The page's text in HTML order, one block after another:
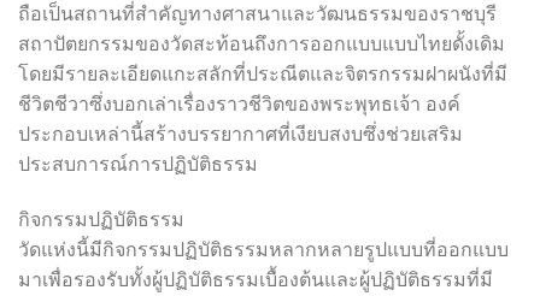
ถือเป็นสถานที่สำคัญทางศาสนาและวัฒนธรรมของราชบุรี
สถาปัตยกรรมของวัดสะท้อนถึงการออกแบบแบบไทยดั้งเดิม
โดยมีรายละเอียดแกะสลักที่ประณีตและจิตรกรรมฝาผนังที่มี
ชีวิตชีวาซึ่งบอกเล่าเรื่องราวชีวิตของพระพุทธเจ้า องค์
ประกอบเหล่านี้สร้างบรรยากาศที่เงียบสงบซึ่งช่วยเสริม
ประสบการณ์การปฏิบัติธรรม
กิจกรรมปฏิบัติธรรม
วัดแห่งนี้มีกิจกรรมปฏิบัติธรรมหลากหลายรูปแบบที่ออกแบบ
มาเพื่อรองรับทั้งผู้ปฏิบัติธรรมเบื้องต้นและผู้ปฏิบัติธรรมที่มี